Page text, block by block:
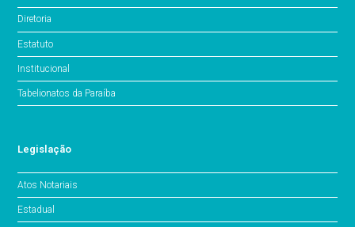
Diretoria
Estatuto
Institucional
Tabelionatos da Paraíba
Legislação
Atos Notariais
Estadual